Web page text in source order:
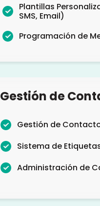
Plantillas
SMS, Email)
Programación de
Gestión de
Gestión de
Sistema de
Administración de